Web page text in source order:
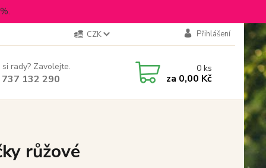
CZK Přihlášení
rady? Zavolejte.
132 290
0ks
za 0,00 Kč
růžové